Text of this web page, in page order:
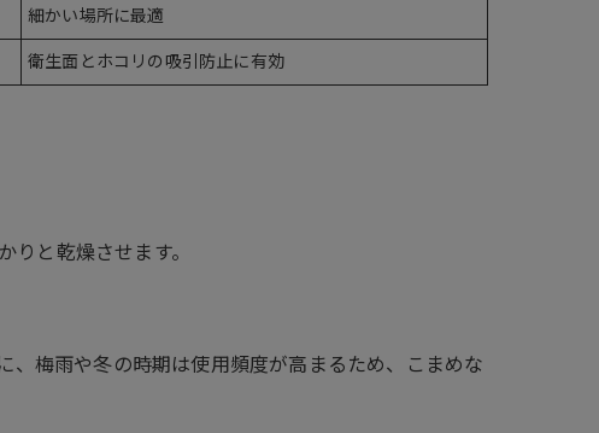
細かい場所に最適
衛生面とホコリの吸引防止に有効
と乾燥させます。
、梅雨や冬の時期は使用頻度が高まるため、こまめな